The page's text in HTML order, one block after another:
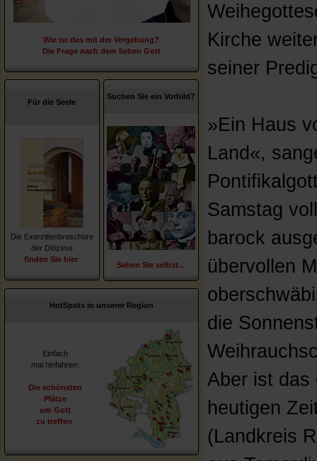
Wie ist das mit der Vergebung?
Die Frage nach dem lieben Gott
Für die Seele
Die Exerzitienbroschüre
der Diözese
finden Sie hier
Suchen Sie ein Vorbild?
Sehen Sie selbst...
HotSpots in unserer Region
Einfach
mal hinfahren:
Die schönsten
Plätze
um Gott
zu treffen
Kirche
seiner
»Ein Haus
Land«,
Samstag
barock
übervollen
die
Aber ist das
heutigen
(Landkreis